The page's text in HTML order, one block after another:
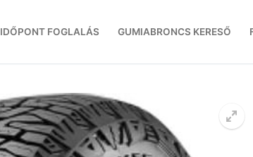
IDŐPONT FOGLALÁS GUMIABRONCS KERESŐ